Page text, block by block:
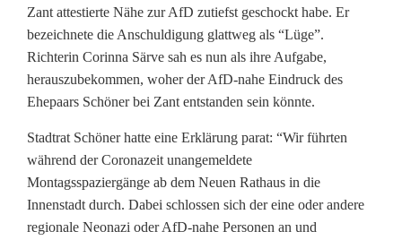
n
m
i
Z
a
n
Zant attestierte Nähe zur AfD zutiefst geschockt habe. Er
bezeichnete die Anschuldigung glattweg als “Lüge”.
Richterin Corinna Särve sah es nun als ihre Aufgabe,
herauszubekommen, woher der AfD-nahe Eindruck des
Ehepaars Schöner bei Zant entstanden sein könnte.
Stadtrat Schöner hatte eine Erklärung parat: “Wir führten
während der Coronazeit unangemeldete
Montagsspaziergänge ab dem Neuen Rathaus in die
Innenstadt durch. Dabei schlossen sich der eine oder andere
regionale Neonazi oder AfD-nahe Personen an und